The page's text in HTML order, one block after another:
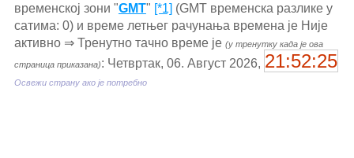
временској зони "GMT" [*1] (GMT временска разлике у
сатима: 0) и време летњег рачунања времена је Није
активно ⇒ Тренутно тачно време је (у тренутку када је ова
страница приказана): Четвртак, 06. Август 2026, 21:52:25
Освежи страну ако је потребно